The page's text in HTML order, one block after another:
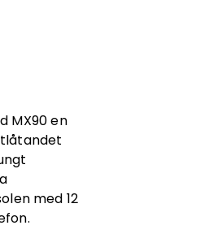
MX90 en
med 12